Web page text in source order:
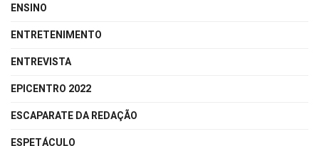
ENSINO
ENTRETENIMENTO
ENTREVISTA
EPICENTRO 2022
ESCAPARATE DA REDAÇÃO
ESPETÁCULO